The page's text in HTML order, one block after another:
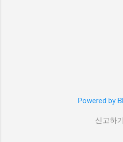
Powered by
신고하기